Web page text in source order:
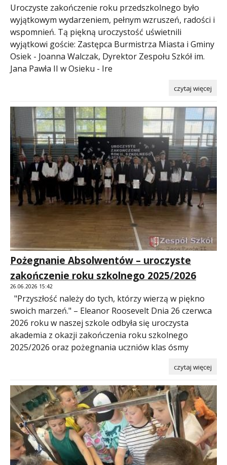
Uroczyste zakończenie roku przedszkolnego było
wyjątkowym wydarzeniem, pełnym wzruszeń, radości i
wspomnień. Tą piękną uroczystość uświetnili
wyjątkowi goście: Zastępca Burmistrza Miasta i Gminy
Osiek - Joanna Walczak, Dyrektor Zespołu Szkół im.
Jana Pawła II w Osieku - Ire
czytaj więcej
Pożegnanie Absolwentów – uroczyste
zakończenie roku szkolnego 2025/2026
26.06.2026 15:42
"Przyszłość należy do tych, którzy wierzą w piękno
swoich marzeń." – Eleanor Roosevelt Dnia 26 czerwca
2026 roku w naszej szkole odbyła się uroczysta
akademia z okazji zakończenia roku szkolnego
2025/2026 oraz pożegnania uczniów klas ósmy
czytaj więcej